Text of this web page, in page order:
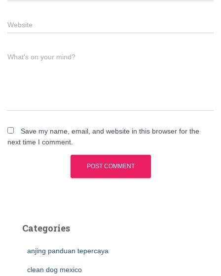
Website
What's on your mind?
Save my name, email, and website in this browser for the
next time I comment.
Categories
anjing panduan tepercaya
clean dog mexico